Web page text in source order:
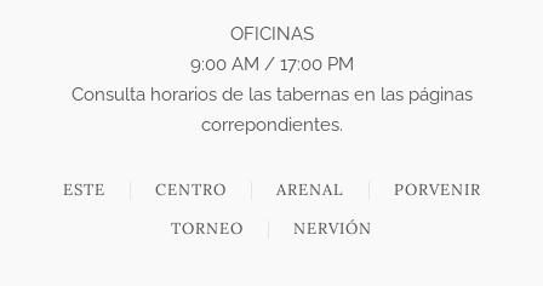
OFICINAS
9:00 AM / 17:00 PM
Consulta horarios de las tabernas en las páginas
correpondientes.
ESTE CENTRO ARENAL
PORVENIR
TORNEO
NERVIÓN